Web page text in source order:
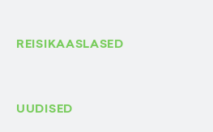
REISIKAASLASED
UUDISED